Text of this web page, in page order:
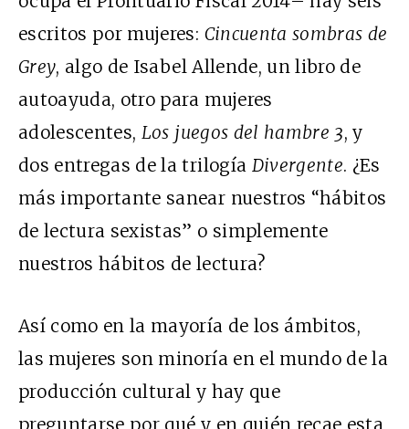
escritos por mujeres: Cincuenta sombras de
Grey, algo de Isabel Allende, un libro de
autoayuda, otro para mujeres
adolescentes, Los juegos del hambre 3, y
dos entregas de la trilogía Divergente. ¿Es
más importante sanear nuestros “hábitos
de lectura sexistas” o simplemente
nuestros hábitos de lectura?
Así como en la mayoría de los ámbitos,
las mujeres son minoría en el mundo de la
producción cultural y hay que
preguntarse por qué y en quién recae esta